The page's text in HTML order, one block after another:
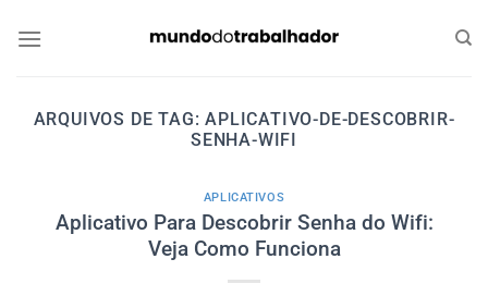
ARQUIVOS DE TAG:APLICATIVO-DE-DESCOBRIR-
SENHA-WIFI
APLICATIVOS
Aplicativo Para Descobrir Senha do Wifi:
Veja Como Funciona